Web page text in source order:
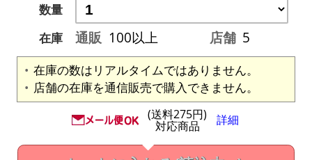
数量
在庫
通販 100以上 店舗 5
在庫の数はリアルタイムではありません。
店舗の在庫を通信販売で購入できません。
(送料275円)
対応商品 詳細